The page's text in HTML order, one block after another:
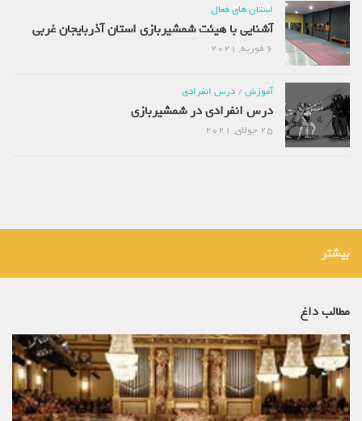
استان های فعال
آشنایی با هیئت شمشیربازی استان آذربایجان غربی
6 فوریه, 2021
آموزش/ درس انفرادی
درس انفرادی در شمشیربازی
25 جولای, 2021
بیشتر
مطالب داغ